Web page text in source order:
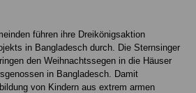
führen ihre Dreikönigsaktion
in Bangladesch durch. Die Sternsinger
den Weihnachtssegen in die Häuser
in Bangladesch. Damit
von Kindern aus extrem armen